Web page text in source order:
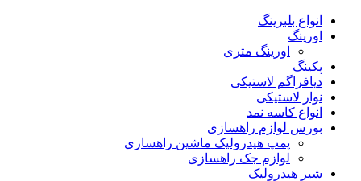
انواع بلبرینگ
اورینگ
اورینگ متری
پکینگ
دیافراگم لاستیکی
نوار لاستیکی
انواع کاسه نمد
بورس لوازم راهسازی
پمپ هیدرولیک ماشین راهسازی
لوازم جک راهسازی
شیر هیدرولیک